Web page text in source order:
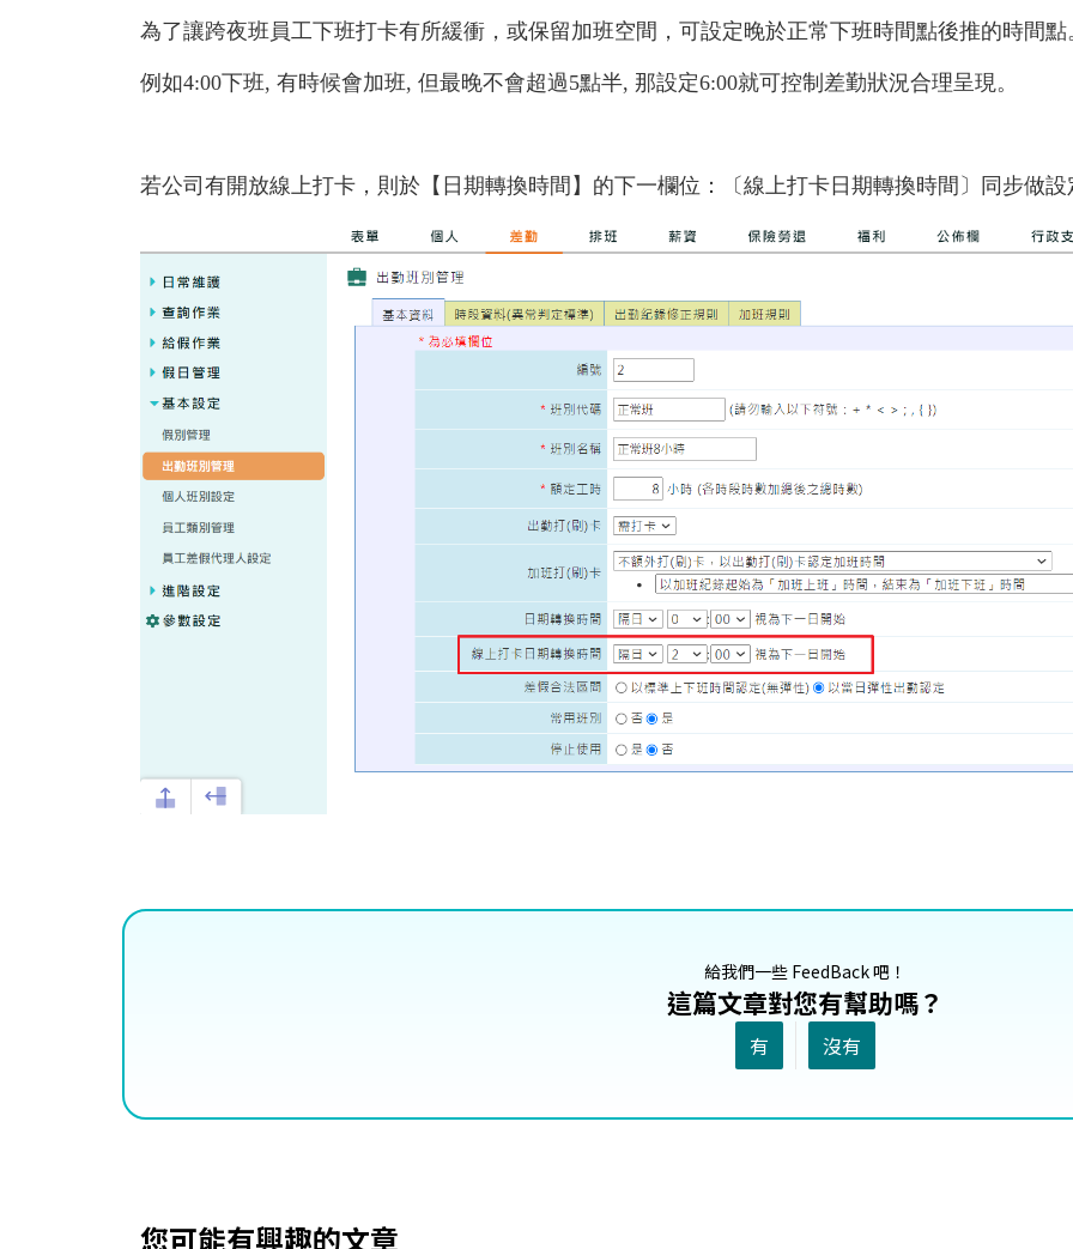
為了讓跨夜班員工下班打卡有所緩衝，或保留加班空間，可設定晚於正常下班時間點後推的時間點
例如4:00下班, 有時候會加班, 但最晚不會超過5點半, 那設定6:00就可控制差勤狀況合理呈現。
若公司有開放線上打卡， 則於 【日期轉換時間】的下一欄位： 〔 線上打卡日期轉換時間 〕同步做
給我們一些 FeedBack 吧！
這篇文章對您有幫助嗎？
有 沒有
您可能有興趣的文章